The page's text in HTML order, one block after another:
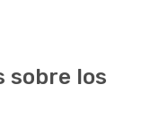
sobre los